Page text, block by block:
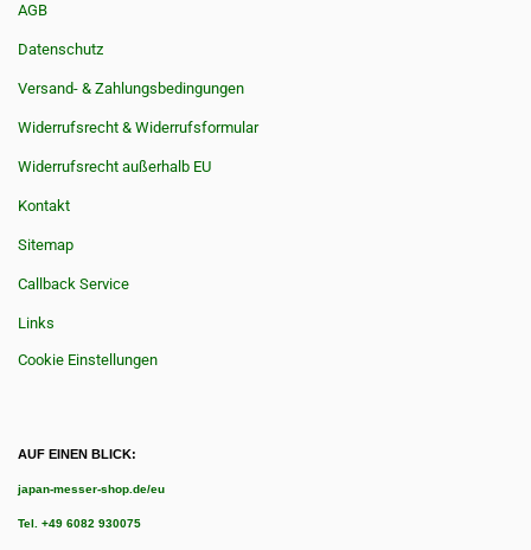
AGB
Datenschutz
Versand- & Zahlungsbedingungen
Widerrufsrecht & Widerrufsformular
Widerrufsrecht außerhalb EU
Kontakt
Sitemap
Callback Service
Links
Cookie Einstellungen
AUF EINEN BLICK:
japan-messer-shop.de/eu
Tel. +49 6082 930075